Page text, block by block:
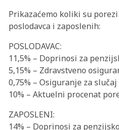
Prikazaćemo koliki su
poslodavca i zaposlenih:
POSLODAVAC:
11,5% – Doprinosi za
5,15% – Zdravstveno
0,75% – Osiguranje za
10% – Aktuelni procenat
ZAPOSLENI:
14% – Doprinosi za